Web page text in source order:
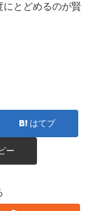
とどめるのが賢
はてブ
ー